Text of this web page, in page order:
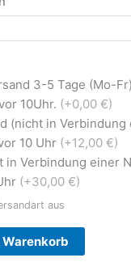
3-5 Tage (Mo-
10Uhr. (+0,00 €)
(nicht in
10 Uhr (+12,00 €)
in Verbindung einer
(+30,00 €)
aus
Warenkorb